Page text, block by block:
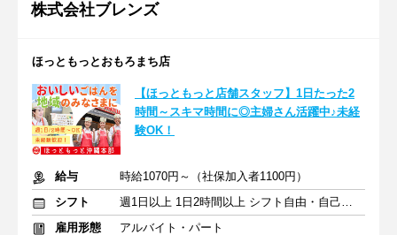
株式会社ブレンズ
ほっともっとおもろまち店
【ほっともっと店舗スタッフ】1日たった2
時間～スキマ時間に◎主婦さん活躍中♪未経
験OK！
給与
時給1070円～（社保加入者1100円）
シフト
週1日以上 1日2時間以上 シフト自由・自己申告
雇用形態
アルバイト・パート